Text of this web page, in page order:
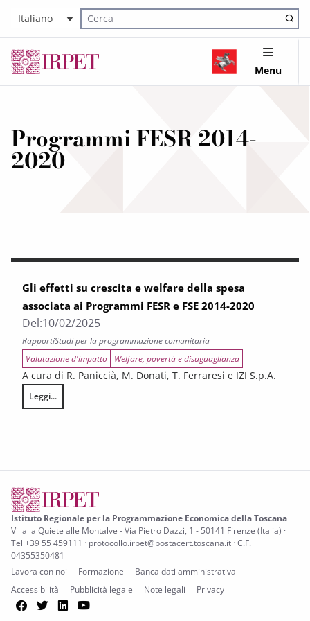
Italiano
Cerca nel sito
Menu
Programmi FESR 2014-
2020
Gli effetti su crescita e welfare della spesa
associata ai Programmi FESR e FSE 2014-2020
Del:10/02/2025
RapportiStudi per la programmazione comunitaria
Valutazione d'impatto
Welfare, povertà e disuguaglianza
A cura di R. Paniccià, M. Donati, T. Ferraresi e IZI S.p.A.
Leggi...
Gli effetti su crescita e welfare della spesa associata ai Programmi
Istituto Regionale per la Programmazione Economica della Toscana
Villa la Quiete alle Montalve - Via Pietro Dazzi, 1 - 50141 Firenze (Italia) ·
Tel +39 55 459111 · protocollo.irpet@postacert.toscana.it · C.F.
04355350481
Lavora con noi
Formazione
Banca dati amministrativa
Accessibilità
Pubblicità legale Note legali Privacy
Facebook
TwitterLinkedIn